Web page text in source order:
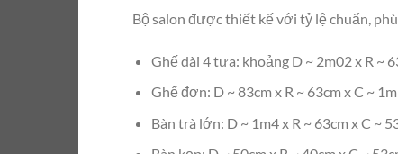
Bộ salon được thiết kế với tỷ lệ chuẩn,
Ghế dài 4 tựa: khoảng D ~ 2m02 x R ~
Ghế đơn: D ~ 83cm x R ~ 63cm x C ~
Bàn trà lớn: D ~ 1m4 x R ~ 63cm x C ~